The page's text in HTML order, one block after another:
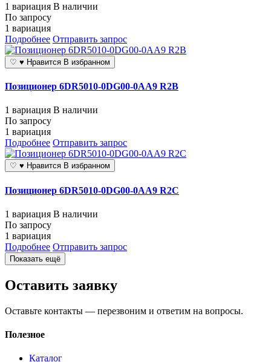
1 вариация В наличии
По запросу
1 вариация
Подробнее Отправить запрос
♡ ♥ Нравится В избранном
Позиционер 6DR5010-0DG00-0AA9 R2B
1 вариация В наличии
По запросу
1 вариация
Подробнее Отправить запрос
♡ ♥ Нравится В избранном
Позиционер 6DR5010-0DG00-0AA9 R2C
1 вариация В наличии
По запросу
1 вариация
Подробнее Отправить запрос
Показать ещё
Оставить заявку
Оставьте контакты — перезвоним и ответим на вопросы.
Полезное
Каталог